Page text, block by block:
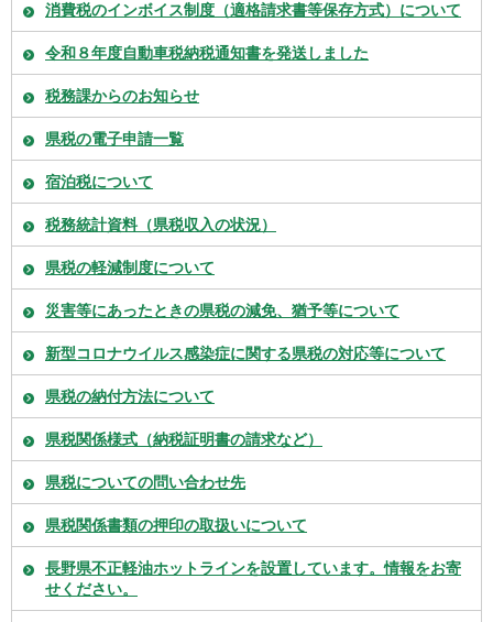
消費税のインボイス制度（適格請求書等保存方式）について
令和８年度自動車税納税通知書を発送しました
税務課からのお知らせ
県税の電子申請一覧
宿泊税について
税務統計資料（県税収入の状況）
県税の軽減制度について
災害等にあったときの県税の減免、猶予等について
新型コロナウイルス感染症に関する県税の対応等について
県税の納付方法について
県税関係様式（納税証明書の請求など）
県税についての問い合わせ先
県税関係書類の押印の取扱いについて
長野県不正軽油ホットラインを設置しています。情報をお寄
せください。